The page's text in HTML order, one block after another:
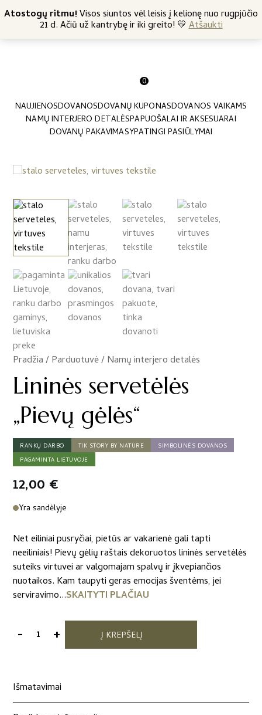
Atostogų ritmu!Visos siuntos vėl leisis į kelionę nuo rugpjūčio
21 d. Ačiū už kantrybę ir iki greito! 💛Atšaukti
Nemokamas siuntimas nuo 45 Eur +370 682 57369
0
NAUJIENOSDOVANOSDOVANŲ KUPONASDOVANOS VAIKAMS
NAMŲ INTERJERO DETALĖSPAPUOŠALAI IR AKSESUARAI
DOVANŲ PAKAVIMASYPATINGI PASIŪLYMAI
Pradžia/Parduotuvė/Namų interjero detalės
/
Lininės servetėlės
„Pievų gėlės“
RANKŲ DARBO TIK STORY BY NATURE
SIMBOLINĖS DOVANOS
PAGAMINTA LIETUVOJE
12,00 €
Yra sandėlyje
Net eiliniai pusryčiai, pietūs ar vakarienė gali tapti
neeiliniais! Pievų gėlių raštais dekoruotos lininės servetėlės
suteiks virtuvei ar valgomajam spalvų ir įkvepiančios
nuotaikos. Kam taupyti geras emocijas šventėms, jei
serviravimo...SKAITYTI PLAČIAU
-produkto
servetėlės
gėlės“
+ Į KREPŠELĮ
Išmatavimai